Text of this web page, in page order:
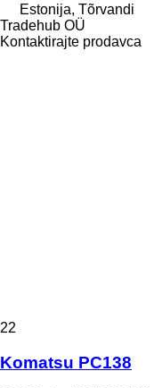
Estonija, Tõrvandi
Tradehub OÜ
Kontaktirajte prodavca
22
Komatsu PC138